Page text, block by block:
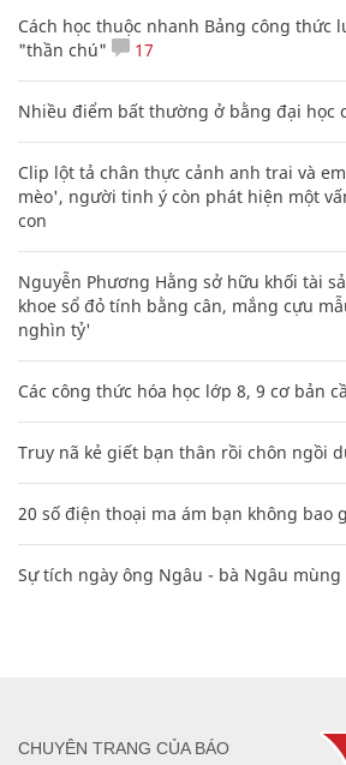
Cách học thuộc nhanh Bảng công thức
"thần chú"
17
Nhiều điểm bất thường ở bằng đại học
Clip lột tả chân thực cảnh anh trai và
mèo', người tinh ý còn phát hiện một
con
Nguyễn Phương Hằng sở hữu khối tài
khoe sổ đỏ tính bằng cân, mắng cựu
nghìn tỷ'
Các công thức hóa học lớp 8, 9 cơ bản
Truy nã kẻ giết bạn thân rồi chôn ngồi
20 số điện thoại ma ám bạn không bao
Sự tích ngày ông Ngâu - bà Ngâu
CHUYÊN TRANG CỦA BÁO